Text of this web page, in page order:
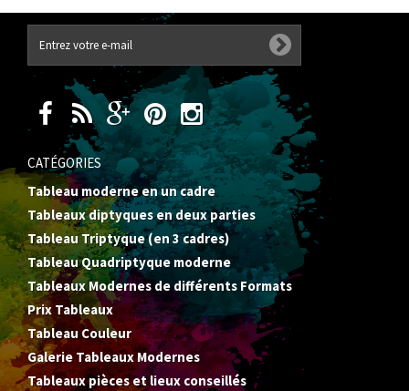
CATÉGORIES
Tableau moderne en un cadre
Tableaux diptyques en deux parties
Tableau Triptyque (en 3 cadres)
Tableau Quadriptyque moderne
Tableaux Modernes de différents Formats
Prix Tableaux
Tableau Couleur
Galerie Tableaux Modernes
Tableaux pièces et lieux conseillés